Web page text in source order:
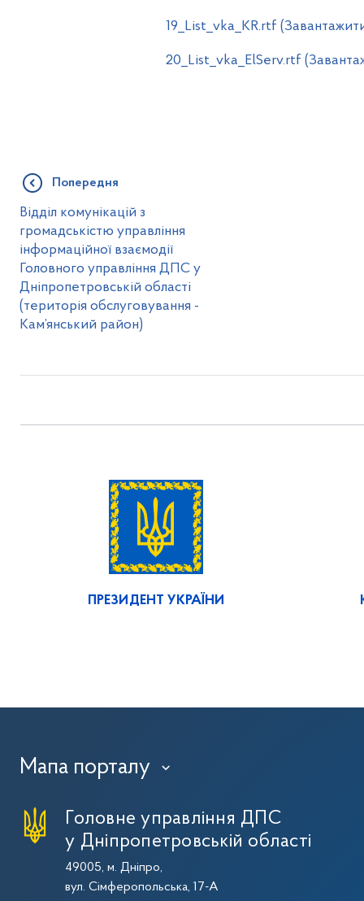
19_List_vka_KR.rtf
20_List_vka_ElServ.rtf
Попередня
Відділ комунікацій з
громадськістю управління
інформаційної взаємодії
Головного управління ДПС у
Дніпропетровській області
(територія обслуговування -
Кам’янський район)
ПРЕЗИДЕНТ УКРАЇНИ
Мапа порталу ›
Головне управління ДПС
у Дніпропетровській області
49005, м. Дніпро,
вул. Сімферопольська, 17-А